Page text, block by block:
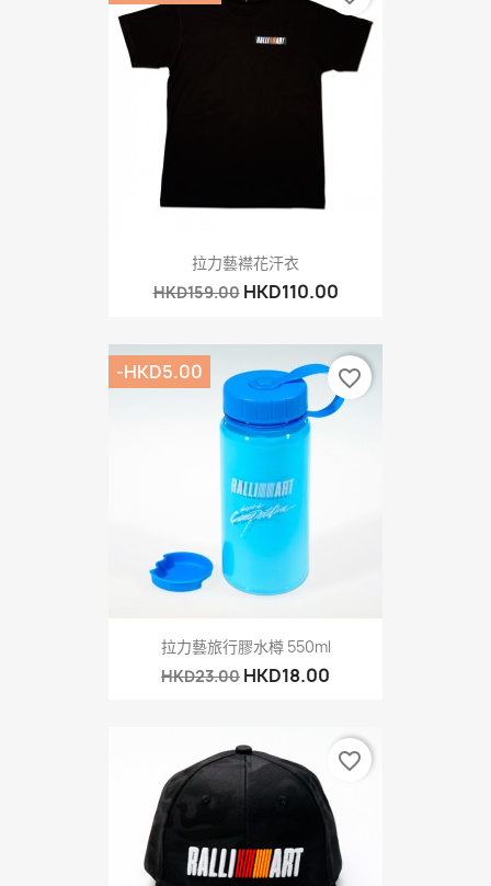
拉力藝襟花汗衣
HKD159.00 HKD110.00
拉力藝旅行膠水樽 550ml
HKD23.00 HKD18.00
-HKD5.00 favorite_border
favorite_border